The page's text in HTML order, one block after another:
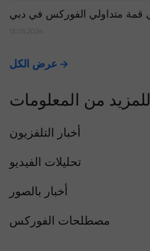
13.05.2024
عرض الكل
للمزيد من المعلومات
أخبار التلفزيون
تحليلات الفيديو
أخبار بالصور
مصطلحات الفوركس